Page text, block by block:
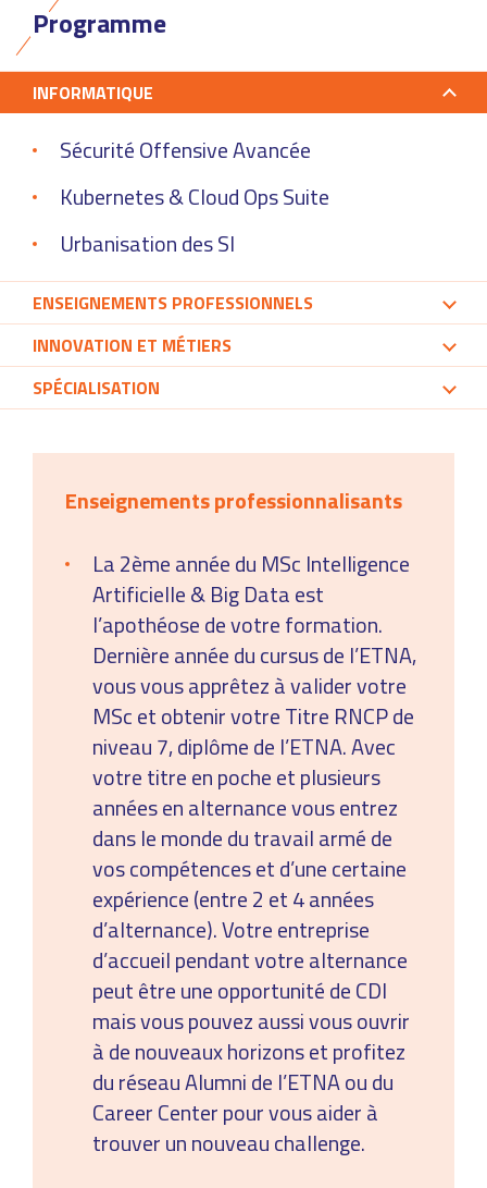
Programme
INFORMATIQUE
Sécurité Offensive Avancée
Kubernetes & Cloud Ops Suite
Urbanisation des SI
ENSEIGNEMENTS PROFESSIONNELS
INNOVATION ET MÉTIERS
SPÉCIALISATION
Enseignements professionnalisants
La 2ème année du MSc Intelligence
Artificielle & Big Data est
l’apothéose de votre formation.
Dernière année du cursus de l’ETNA,
vous vous apprêtez à valider votre
MSc et obtenir votre Titre RNCP de
niveau 7, diplôme de l’ETNA. Avec
votre titre en poche et plusieurs
années en alternance vous entrez
dans le monde du travail armé de
vos compétences et d’une certaine
expérience (entre 2 et 4 années
d’alternance). Votre entreprise
d’accueil pendant votre alternance
peut être une opportunité de CDI
mais vous pouvez aussi vous ouvrir
à de nouveaux horizons et profitez
du réseau Alumni de l’ETNA ou du
Career Center pour vous aider à
trouver un nouveau challenge.